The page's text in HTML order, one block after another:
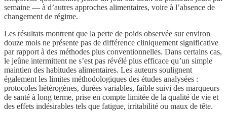
semaine — à d’autres approches alimentaires, voire à l’absence de
changement de régime.
Les résultats montrent que la perte de poids observée sur environ
douze mois ne présente pas de différence cliniquement significative
par rapport à des méthodes plus conventionnelles. Dans certains cas,
le jeûne intermittent ne s’est pas révélé plus efficace qu’un simple
maintien des habitudes alimentaires. Les auteurs soulignent
également les limites méthodologiques des études analysées :
protocoles hétérogènes, durées variables, faible suivi des marqueurs
de santé à long terme, prise en compte limitée de la qualité de vie et
des effets indésirables tels que fatigue, irritabilité ou maux de tête.